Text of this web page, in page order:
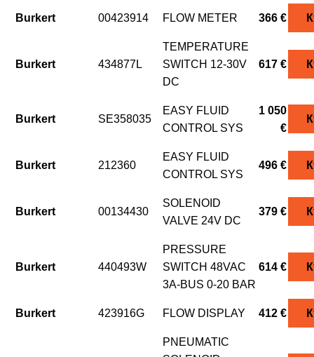
Burkert 00423914 FLOW METER 366 €
Burkert 434877L
TEMPERATURE
SWITCH 12-30V
DC
617 €
Burkert SE358035
EASY FLUID
CONTROL SYS
1 050
€
Burkert 212360
EASY FLUID
CONTROL SYS
496 €
Burkert 00134430
SOLENOID
VALVE 24V DC
379 €
Burkert 440493W
PRESSURE
SWITCH 48VAC
3A-BUS 0-20 BAR
614 €
Burkert 423916G FLOW DISPLAY 412 €
PNEUMATIC